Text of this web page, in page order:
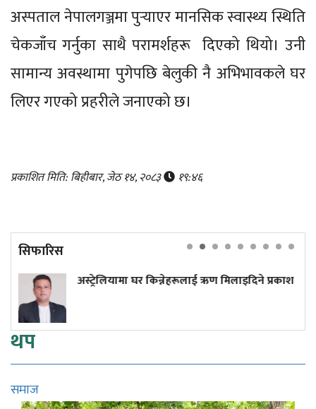
अस्पताल नेपालगञ्जमा पुर्‍याएर मानसिक स्वास्थ्य स्थिति
चेकजाँच गर्नुका साथै परामर्शहरू दिएको थियो। उनी
सामान्य अवस्थामा पुगेपछि बेलुकी नै अभिभावकले घर
लिएर गएको प्रहरीले जनाएको छ।
प्रकाशित मिति: बिहीबार, जेठ १४, २०८३ १९:४६
सिफारिस
घर किन्नेहरूलाई ऋण मिलाइदिने प्रकाश
थप
समाज